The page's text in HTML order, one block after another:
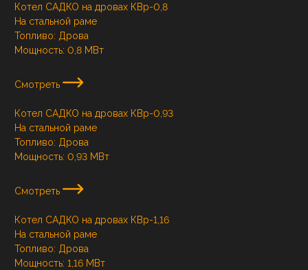
Котел САДКО на дровах КВр-0,8
На стальной раме
Топливо: Дрова
Мощность: 0,8 МВт
Смотреть
Котел САДКО на дровах КВр-0,93
На стальной раме
Топливо: Дрова
Мощность: 0,93 МВт
Смотреть
Котел САДКО на дровах КВр-1,16
На стальной раме
Топливо: Дрова
Мощность: 1,16 МВт